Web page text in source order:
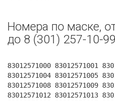
Номера по маске,
до 8 (301) 257-10-99
83012571000 83012571001
83012571004 83012571005
83012571008 83012571009
83012571012 83012571013